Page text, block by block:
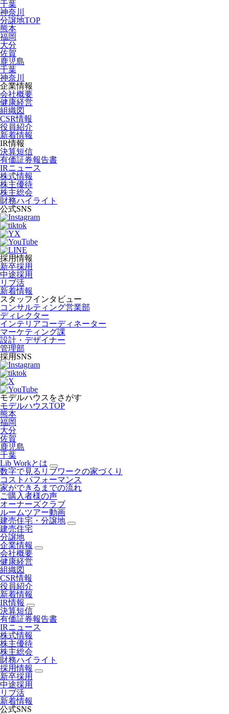
千葉
神奈川
分譲地TOP
熊本
福岡
大分
佐賀
鹿児島
千葉
神奈川
企業情報
会社概要
健康経営
組織図
CSR情報
役員紹介
新着情報
IR情報
決算短信
有価証券報告書
IRニュース
株式情報
株主優待
株主総会
財務ハイライト
公式SNS
採用情報
新卒採用
中途採用
リブ活
新着情報
スタッフインタビュー
コンサルティング営業部
ディレクター
インテリアコーディネーター
マーケティング課
設計・デザイナー
管理部
採用SNS
モデルハウスをさがす
モデルハウスTOP
熊本
福岡
大分
佐賀
鹿児島
千葉
Lib Workとは
数字で見るリブワークの家づくり
コストパフォーマンス
家ができるまでの流れ
ご購入者様の声
オーナーズクラブ
ルームツアー動画
建売住宅・分譲地
建売住宅
分譲地
企業情報
会社概要
健康経営
組織図
CSR情報
役員紹介
新着情報
IR情報
決算短信
有価証券報告書
IRニュース
株式情報
株主優待
株主総会
財務ハイライト
採用情報
新卒採用
中途採用
リブ活
新着情報
公式SNS